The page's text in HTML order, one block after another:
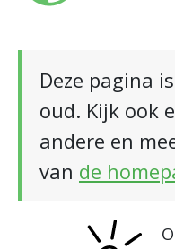
Deze pagina
oud. Kijk ook
andere en
van de